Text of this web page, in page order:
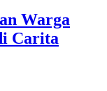
Warga
Carita